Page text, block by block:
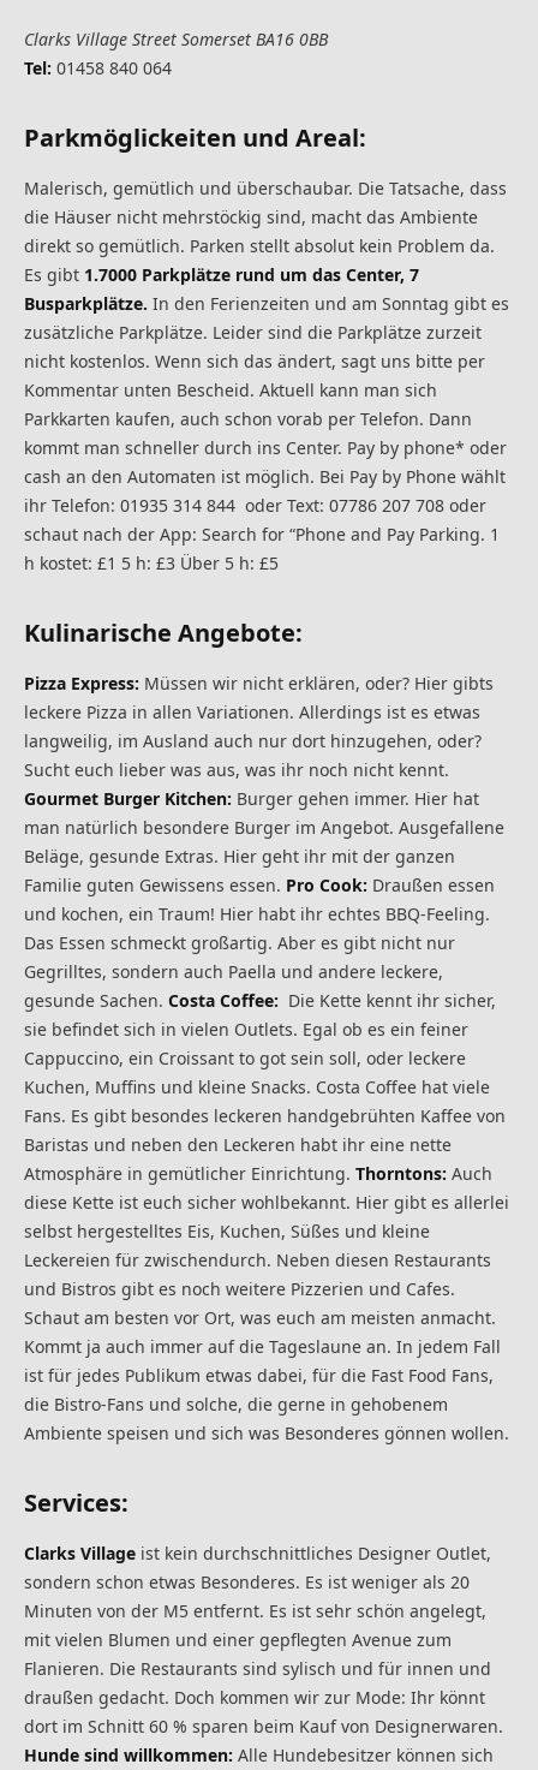
Clarks Village Street Somerset BA16 0BB
Tel: 01458 840 064
Parkmöglickeiten und Areal:
Malerisch, gemütlich und überschaubar. Die Tatsache, dass
die Häuser nicht mehrstöckig sind, macht das Ambiente
direkt so gemütlich. Parken stellt absolut kein Problem da.
Es gibt 1.7000 Parkplätze rund um das Center, 7
Busparkplätze. In den Ferienzeiten und am Sonntag gibt es
zusätzliche Parkplätze. Leider sind die Parkplätze zurzeit
nicht kostenlos. Wenn sich das ändert, sagt uns bitte per
Kommentar unten Bescheid. Aktuell kann man sich
Parkkarten kaufen, auch schon vorab per Telefon. Dann
kommt man schneller durch ins Center. Pay by phone* oder
cash an den Automaten ist möglich. Bei Pay by Phone wählt
ihr Telefon: 01935 314 844 oder Text: 07786 207 708 oder
schaut nach der App: Search for “Phone and Pay Parking. 1
h kostet: £1 5 h: £3 Über 5 h: £5
Kulinarische Angebote:
Pizza Express: Müssen wir nicht erklären, oder? Hier gibts
leckere Pizza in allen Variationen. Allerdings ist es etwas
langweilig, im Ausland auch nur dort hinzugehen, oder?
Sucht euch lieber was aus, was ihr noch nicht kennt.
Gourmet Burger Kitchen: Burger gehen immer. Hier hat
man natürlich besondere Burger im Angebot. Ausgefallene
Beläge, gesunde Extras. Hier geht ihr mit der ganzen
Familie guten Gewissens essen. Pro Cook: Draußen essen
und kochen, ein Traum! Hier habt ihr echtes BBQ-Feeling.
Das Essen schmeckt großartig. Aber es gibt nicht nur
Gegrilltes, sondern auch Paella und andere leckere,
gesunde Sachen. Costa Coffee: Die Kette kennt ihr sicher,
sie befindet sich in vielen Outlets. Egal ob es ein feiner
Cappuccino, ein Croissant to got sein soll, oder leckere
Kuchen, Muffins und kleine Snacks. Costa Coffee hat viele
Fans. Es gibt besondes leckeren handgebrühten Kaffee von
Baristas und neben den Leckeren habt ihr eine nette
Atmosphäre in gemütlicher Einrichtung. Thorntons: Auch
diese Kette ist euch sicher wohlbekannt. Hier gibt es allerlei
selbst hergestelltes Eis, Kuchen, Süßes und kleine
Leckereien für zwischendurch. Neben diesen Restaurants
und Bistros gibt es noch weitere Pizzerien und Cafes.
Schaut am besten vor Ort, was euch am meisten anmacht.
Kommt ja auch immer auf die Tageslaune an. In jedem Fall
ist für jedes Publikum etwas dabei, für die Fast Food Fans,
die Bistro-Fans und solche, die gerne in gehobenem
Ambiente speisen und sich was Besonderes gönnen wollen.
Services:
Clarks Village ist kein durchschnittliches Designer Outlet,
sondern schon etwas Besonderes. Es ist weniger als 20
Minuten von der M5 entfernt. Es ist sehr schön angelegt,
mit vielen Blumen und einer gepflegten Avenue zum
Flanieren. Die Restaurants sind sylisch und für innen und
draußen gedacht. Doch kommen wir zur Mode: Ihr könnt
dort im Schnitt 60 % sparen beim Kauf von Designerwaren.
Hunde sind willkommen: Alle Hundebesitzer können sich